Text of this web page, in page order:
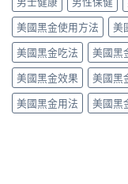
美國黑金使用方法
美
美國黑金吃法
美國黑
美國黑金效果
美國黑
美國黑金用法
美國黑